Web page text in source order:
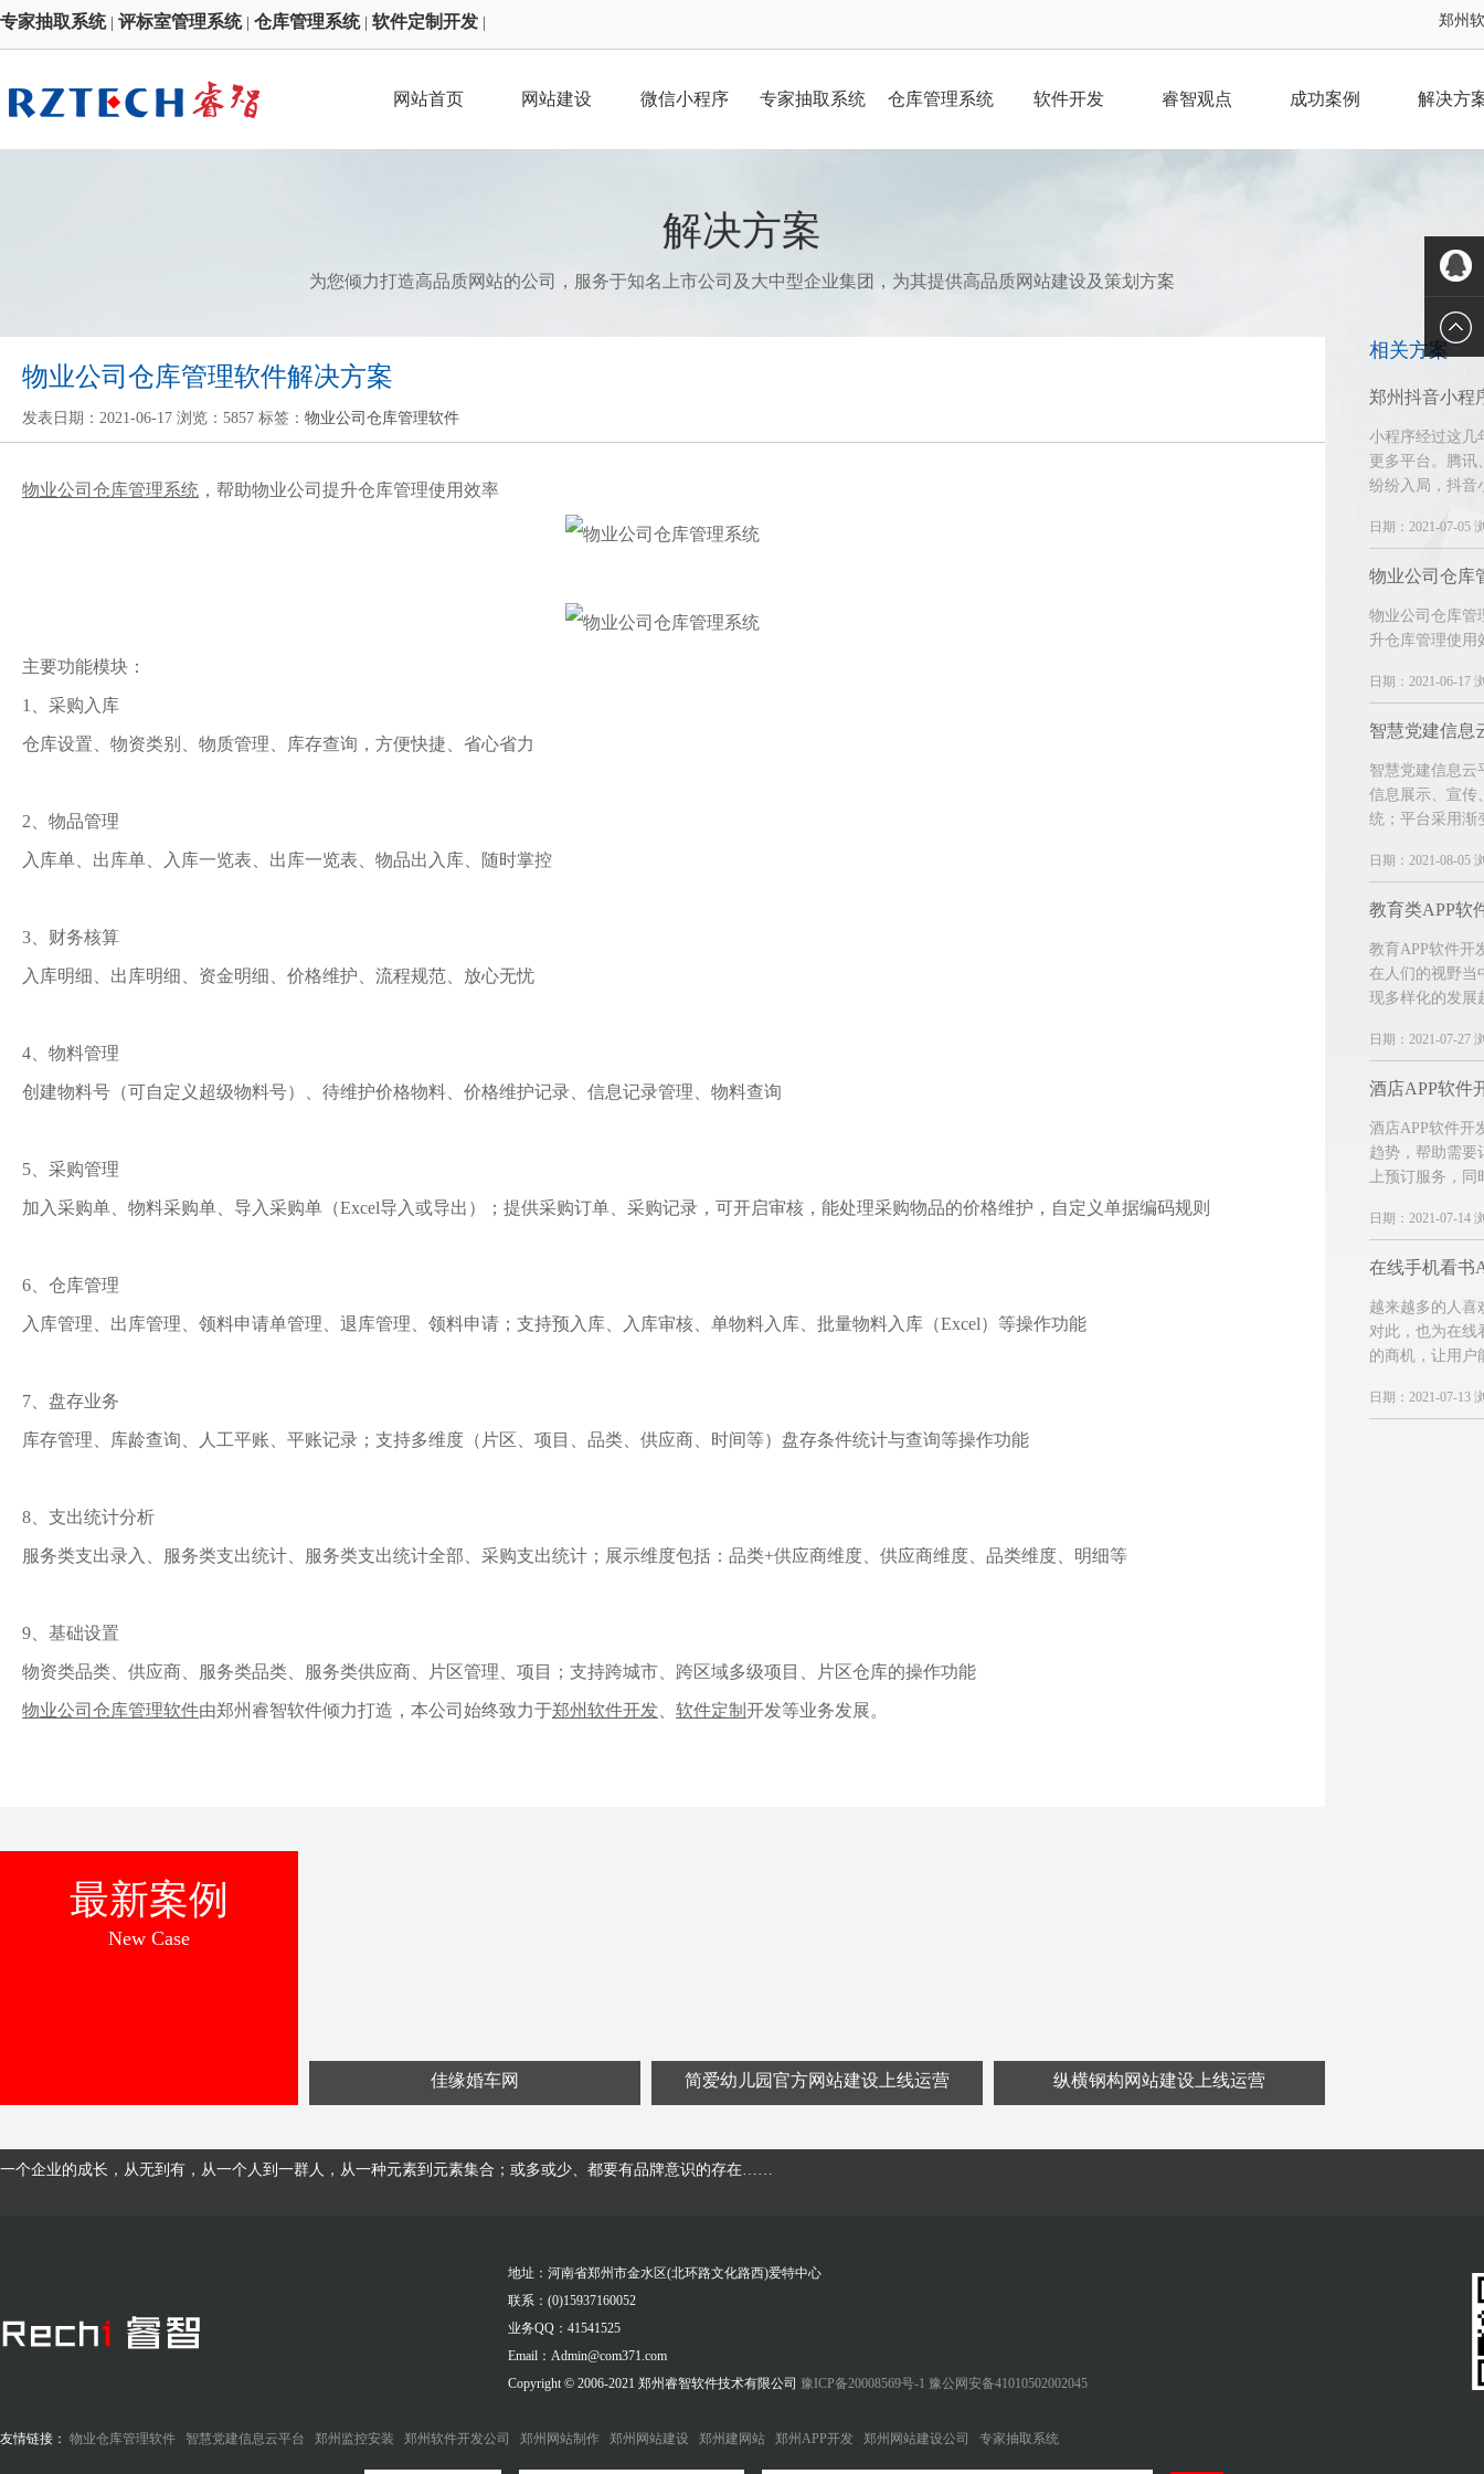
专家抽取系统| 评标室管理系统| 仓库管理系统| 软件定制开发 郑州
网站首页 网站建设 微信小程序 专家抽取系统 仓库管理系统 软件开发 睿智观点 成功案例 解决方
解决方案
为您倾力打造高品质网站的公司，服务于知名上市公司及大中型企业集团，为其提供高品质网站建设及策划方案
物业公司仓库管理软件解决方案
发表日期：2021-06-17 浏览：5857 标签： 物业公司仓库管理软件
物业公司仓库管理系统 ，帮助物业公司提升仓库管理使用效率
主要功能模块：
1、采购入库
仓库设置、物资类别、物质管理、库存查询，方便快捷、省心省力
2、物品管理
入库单、出库单、入库一览表、出库一览表、物品出入库、随时掌控
3、财务核算
入库明细、出库明细、资金明细、价格维护、流程规范、放心无忧
4、物料管理
创建物料号（可自定义超级物料号）、待维护价格物料、价格维护记录、信息记录管理、物料查询
5、采购管理
加入采购单、物料采购单、导入采购单（Excel导入或导出）；提供采购订单、采购记录，可开启审核，能处理采购物品的价格维护，自定义单据编码规则
6、仓库管理
入库管理、出库管理、领料申请单管理、退库管理、领料申请；支持预入库、入库审核、单物料入库、批量物料入库（Excel）等操作功能
7、盘存业务
库存管理、库龄查询、人工平账、平账记录；支持多维度（片区、项目、品类、供应商、时间等）盘存条件统计与查询等操作功能
8、支出统计分析
服务类支出录入、服务类支出统计、服务类支出统计全部、采购支出统计；展示维度包括：品类+供应商维度、供应商维度、品类维度、明细等
9、基础设置
物资类品类、供应商、服务类品类、服务类供应商、片区管理、项目；支持跨城市、跨区域多级项目、片区仓库的操作功能
物业公司仓库管理软件由郑州睿智软件倾力打造，本公司始终致力于郑州软件开发 软件定制 开发等业务发展。
相关方案
郑州抖音小程
小程序经过这几
更多平台。腾讯
纷纷入局，抖音
日期：2021-07-05
物业公司仓库
物业公司仓库管
升仓库管理使用
日期：2021-06-17
智慧党建信息
智慧党建信息云
信息展示、宣传
统；平台采用渐
日期：2021-08-05
教育类APP软
教育APP软件开
在人们的视野当
现多样化的发展
日期：2021-07-27
酒店APP软件
酒店APP软件开
趋势，帮助需要
上预订服务，
日期：2021-07-14
在线手机看书
越来越多的人喜
对此，也为在线
的商机，让用户
日期：2021-07-13
最新案例
New Case
佳缘婚车网 简爱幼儿园官方网站建设上线运营 纵横钢构网站建设上线运营
QQ客服
一个企业的成长，从无到有，从一个人到一群人，从一种元素到元素集合；或多或少、都要有品牌意识的存在……
地址：河南省郑州市金水区(北环路文化路西)爱特中心
联系：(0)15937160052
业务QQ：41541525
Email：Admin@com371.com
Copyright © 2006-2021 郑州睿智软件技术有限公司 豫ICP备20008569号-1 豫公网安备41010502002045
友情链接： 物业仓库管理软件 智慧党建信息云平台 郑州监控安装 郑州软件开发公司 郑州网站制作 郑州网站建设 郑州建网站 郑州APP开发 郑州网站建设公司 专家抽取系统